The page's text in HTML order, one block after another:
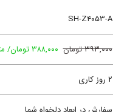
SH-Z۴۰۵۳-A
۳۹۳,۰۰۰ تومان ۳۸۸,۰۰۰ تومان/ مترمربع
۲ روز کاری